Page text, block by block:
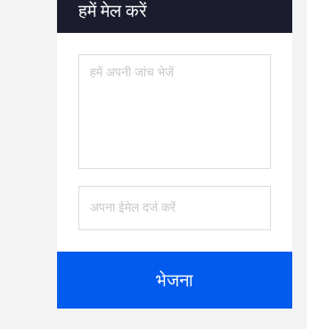
हमें मेल करें
भेजना